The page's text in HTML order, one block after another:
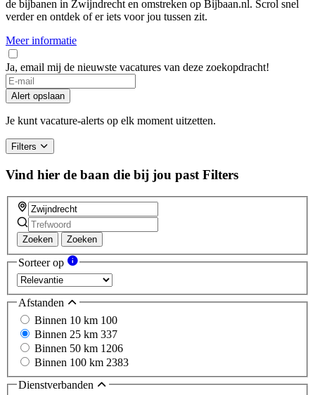
de bijbanen in Zwijndrecht en omstreken op Bijbaan.nl. Scrol snel
verder en ontdek of er iets voor jou tussen zit.
Meer informatie
Ja, email mij de nieuwste vacatures van deze zoekopdracht!
If
you
are
a
ignore
this
field
Alert opslaan
Je kunt vacature-alerts op elk moment uitzetten.
Filters
Vind hier de baan die bij jou past Filters
Zoeken Zoeken
Sorteer op
Afstanden
Binnen 10 km 100
Binnen 25 km 337
Binnen 50 km 1206
Binnen 100 km 2383
Dienstverbanden